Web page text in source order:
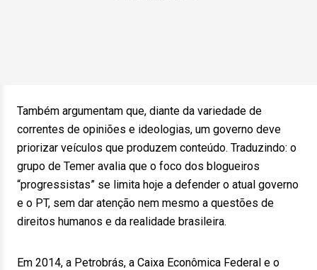
Também argumentam que, diante da variedade de
correntes de opiniões e ideologias, um governo deve
priorizar veículos que produzem conteúdo. Traduzindo: o
grupo de Temer avalia que o foco dos blogueiros
“progressistas” se limita hoje a defender o atual governo
e o PT, sem dar atenção nem mesmo a questões de
direitos humanos e da realidade brasileira.
Em 2014, a Petrobrás, a Caixa Econômica Federal e o